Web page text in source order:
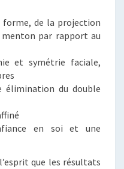
de la projection
par rapport au
et symétrie faciale,
élimination du double
en soi et une
que les résultats